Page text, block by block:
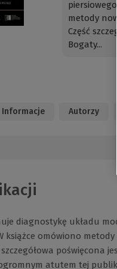
metody
Część
Bogaty...
Informacje Autorzy
diagnostykę układu
książce omówiono
szczegółowa poświęcona
atutem tej